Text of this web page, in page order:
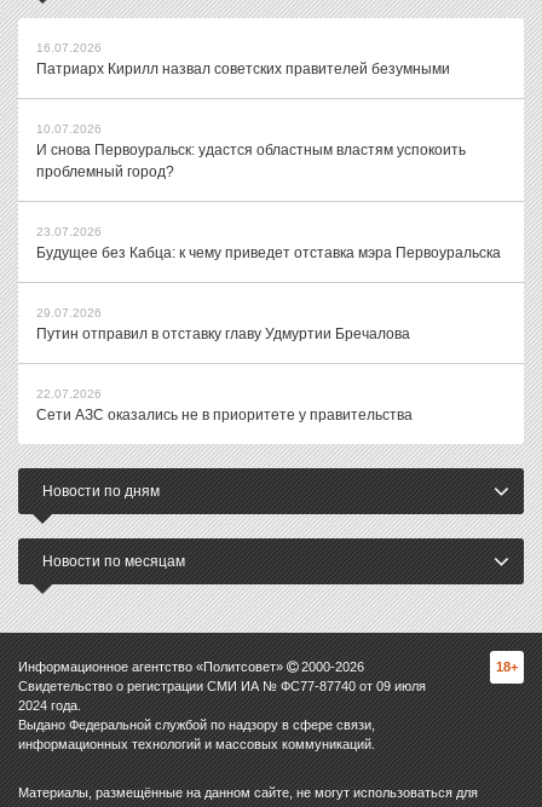
16.07.2026
Патриарх Кирилл назвал советских правителей безумными
10.07.2026
И снова Первоуральск: удастся областным властям успокоить
проблемный город?
23.07.2026
Будущее без Кабца: к чему приведет отставка мэра Первоуральска
29.07.2026
Путин отправил в отставку главу Удмуртии Бречалова
22.07.2026
Сети АЗС оказались не в приоритете у правительства
Новости по дням
Новости по месяцам
Информационное агентство «Политсовет» 2000-2026
Свидетельство о регистрации СМИ ИА № ФС77-87740 от 09 июля
2024 года.
Выдано Федеральной службой по надзору в сфере связи,
информационных технологий и массовых коммуникаций.
18+
Материалы, размещённые на данном сайте, не могут использоваться для